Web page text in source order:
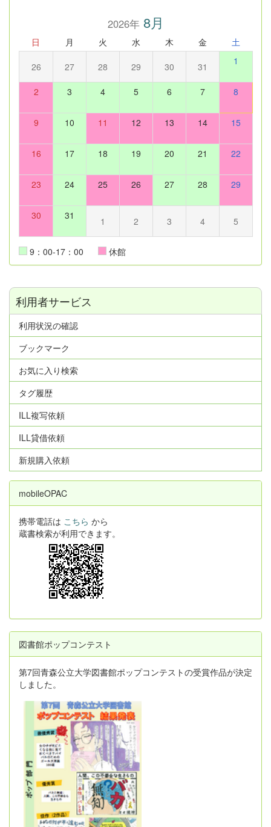
2026年8月
日 月 火 水 木 金 土
26 27 28 29 30 31 1
2 3 4 5 6 7 8
9 10 11 12 13 14 15
16 17 18 19 20 21 22
23 24 25 26 27 28 29
30 31 1 2 3 4 5
9：00-17：00 休館
利用者サービス
利用状況の確認
ブックマーク
お気に入り検索
タグ履歴
ILL複写依頼
ILL貸借依頼
新規購入依頼
mobileOPAC
携帯電話は こちら から
蔵書検索が利用できます。
図書館ポップコンテスト
第7回青森公立大学図書館ポップコンテストの受賞作品が決定
しました。